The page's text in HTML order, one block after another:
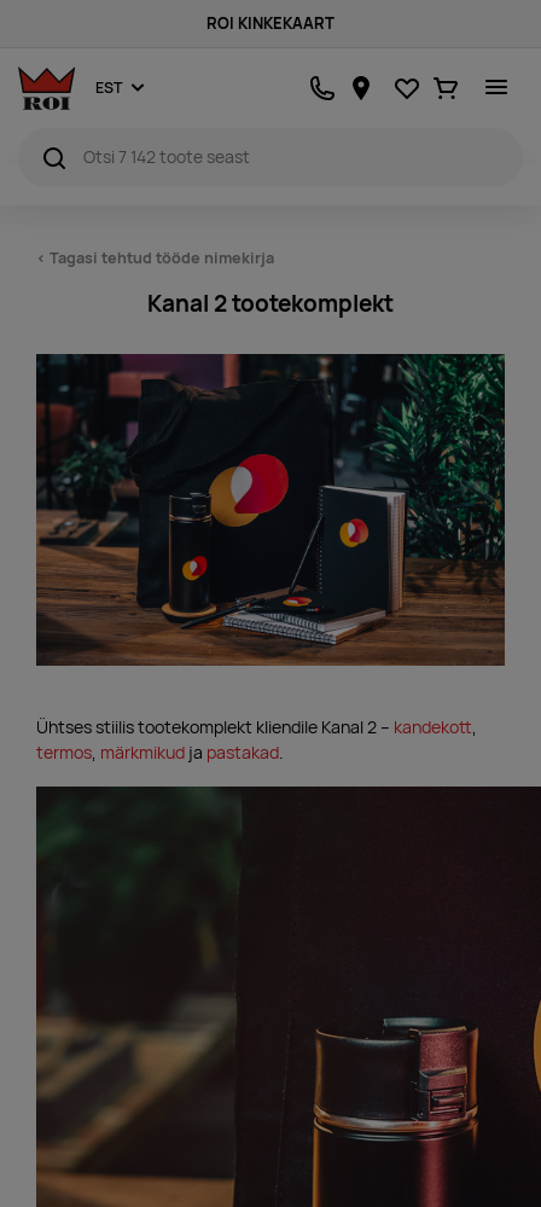
ROI KINKEKAART
EST Lemmikud
Ostukorv
< Tagasi tehtud tööde nimekirja
Kanal 2 tootekomplekt
Ühtses stiilis tootekomplekt kliendile Kanal 2 – kandekott,
termos, märkmikud ja pastakad.